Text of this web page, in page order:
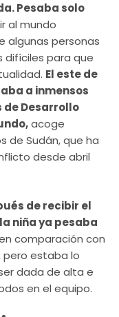
Pesaba solo
al mundo
algunas personas
difíciles para que
El este de
a inmensos
de Desarrollo
acoge
de Sudán, que ha
desde abril
de recibir el
niña ya pesaba
comparación con
pero estaba lo
dada de alta e
en el equipo.